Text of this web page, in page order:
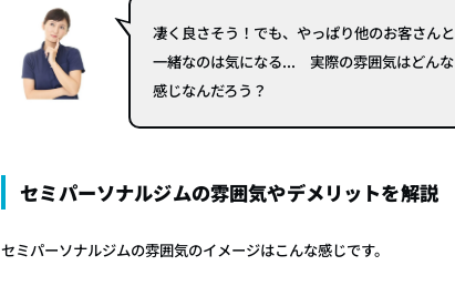
凄く良さそう！でも、やっぱり他のお客さんと
一緒なのは気になる... 実際の雰囲気はどんな
感じなんだろう？
セミパーソナルジムの雰囲気やデメリットを解説
セミパーソナルジムの雰囲気のイメージはこんな感じです。